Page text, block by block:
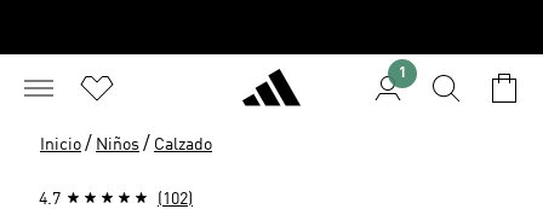
1
Inicio / Niños / Calzado
4.7 (102)